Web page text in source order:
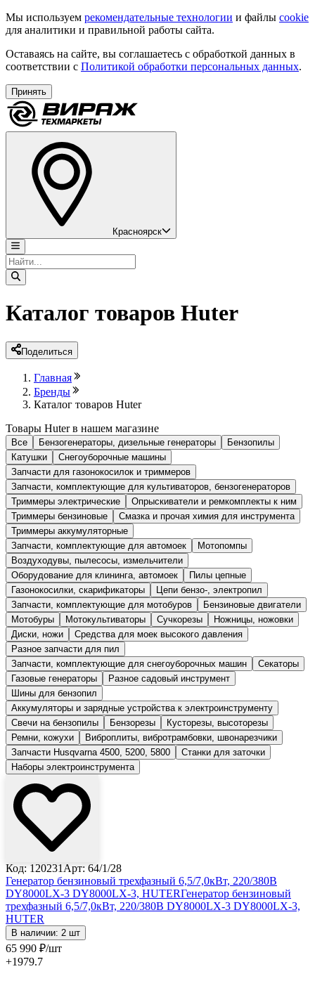
Мы используем рекомендательные технологии и файлы cookie
для аналитики и правильной работы сайта.
Оставаясь на сайте, вы соглашаетесь с обработкой данных в
соответствии с Политикой обработки персональных данных.
Принять
Красноярск
Каталог товаров Huter
Поделиться
Главная
Бренды
Каталог товаров Huter
Товары Huter в нашем магазине
Все Бензогенераторы, дизельные генераторы
Бензопилы
Катушки
Снегоуборочные машины
Запчасти для газонокосилок и триммеров
Запчасти, комплектующие для культиваторов, бензогенераторов
Триммеры электрические
Опрыскиватели и ремкомплекты к ним
Триммеры бензиновые
Смазка и прочая химия для инструмента
Триммеры аккумуляторные
Запчасти, комплектующие для автомоек
Мотопомпы
Воздуходувы, пылесосы, измельчители
Оборудование для клининга, автомоек
Пилы цепные
Газонокосилки, скарификаторы
Цепи бензо-, электропил
Запчасти, комплектующие для мотобуров
Бензиновые двигатели
Мотобуры
Мотокультиваторы Сучкорезы
Ножницы, ножовки
Диски, ножи
Средства для моек высокого давления
Разное запчасти для пил
Запчасти, комплектующие для снегоуборочных машин
Секаторы
Газовые генераторы
Разное садовый инструмент
Шины для бензопил
Аккумуляторы и зарядные устройства к электроинструменту
Свечи на бензопилы
Бензорезы
Кусторезы, высоторезы
Ремни, кожухи
Виброплиты, вибротрамбовки, швонарезчики
Запчасти Husqvarna 4500, 5200, 5800
Станки для заточки
Наборы электроинструмента
Код: 120231 Арт: 64/1/28
Генератор бензиновый трехфазный 6,5/7,0кВт, 220/380В
DY8000LX-3 DY8000LX-3, HUTERГенератор бензиновый
трехфазный 6,5/7,0кВт, 220/380В DY8000LX-3 DY8000LX-3,
HUTER
В наличии: 2 шт
65 990 ₽/шт
+1979.7